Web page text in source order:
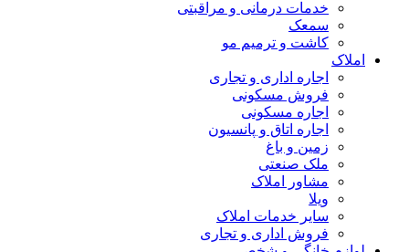
خدمات درمانی و مراقبتی
سمعک
کاشت و ترمیم مو
املاک
اجاره اداری و تجاری
فروش مسکونی
اجاره مسکونی
اجاره اتاق و پانسیون
زمین و باغ
ملک صنعتی
مشاور املاک
ویلا
سایر خدمات املاک
فروش اداری و تجاری